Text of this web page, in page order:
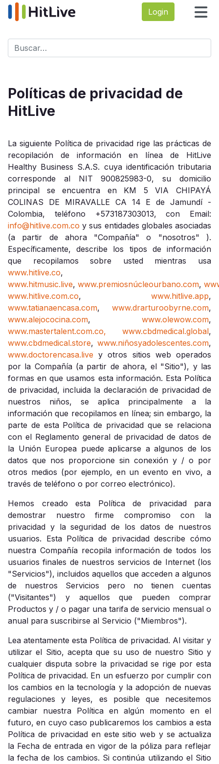
Login
Buscar
Políticas de privacidad de
HitLive
La siguiente Política de privacidad rige las prácticas de
recopilación de información en línea de HitLive
Healthy Business S.A.S. cuya identificación tributaria
corresponde al NIT 900825983-0, su domicilio
principal se encuentra en KM 5 VIA CHIPAYÁ
COLINAS DE MIRAVALLE CA 14 E de Jamundí -
Colombia, teléfono +573187303013, con Email:
info@hitlive.com.co y sus entidades globales asociadas
(a partir de ahora "Compañía" o "nosotros" ).
Específicamente, describe los tipos de información
que recopilamos sobre usted mientras usa
www.hitlive.co,
www.hitmusic.live, www.premiosnúcleourbano.com,
www.hitlive.com.co, www.hitlive.app,
www.tatianaencasa.com, www.drarturoobyrne.com,
www.alejococina.com, www.olewow.com,
www.mastertalent.com.co,
www.cbdmedical.global,
www.cbdmedical.store, www.niñosyadolescentes.com,
www.doctorencasa.live y otros sitios web operados
por la Compañía (a partir de ahora, el "Sitio"), y las
formas en que usamos esta información. Esta Política
de privacidad, incluida la declaración de privacidad de
nuestros niños, se aplica principalmente a la
información que recopilamos en línea; sin embargo, la
parte de esta Política de privacidad que se relaciona
con el Reglamento general de privacidad de datos de
la Unión Europea puede aplicarse a algunos de los
datos que nos proporcione sin conexión y / o por
otros medios (por ejemplo, en un evento en vivo, a
través de teléfono o por correo electrónico).
Hemos creado esta Política de privacidad para
demostrar nuestro firme compromiso con la
privacidad y la seguridad de los datos de nuestros
usuarios. Esta Política de privacidad describe cómo
nuestra Compañía recopila información de todos los
usuarios finales de nuestros servicios de Internet (los
"Servicios"), incluidos aquellos que acceden a algunos
de nuestros Servicios pero no tienen cuentas
("Visitantes") y aquellos que pueden comprar
Productos y / o pagar una tarifa de servicio mensual o
anual para suscribirse al Servicio ("Miembros").
Lea atentamente esta Política de privacidad. Al visitar y
utilizar el Sitio, acepta que su uso de nuestro Sitio y
cualquier disputa sobre la privacidad se rige por esta
Política de privacidad. En un esfuerzo por cumplir con
los cambios en la tecnología y la adopción de nuevas
regulaciones y leyes, es posible que necesitemos
cambiar nuestra Política en algún momento en el
futuro, en cuyo caso publicaremos los cambios a esta
Política de privacidad en este sitio web y se actualiza
la Fecha de entrada en vigor de la póliza para reflejar
la fecha de los cambios. Si continúa utilizando el Sitio